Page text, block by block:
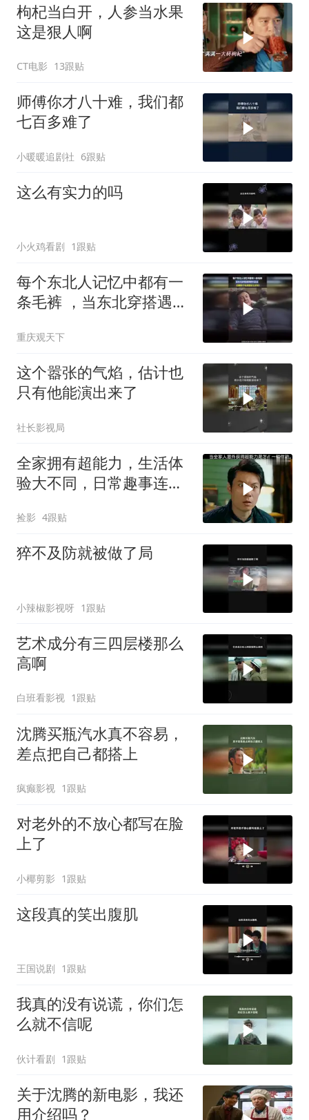
枸杞当白开，人参当水果
这是狠人啊
CT电影 13跟贴
师傅你才八十难，我们都
七百多难了
小暖暖追剧社 6跟贴
这么有实力的吗
小火鸡看剧 1跟贴
每个东北人记忆中都有一
条毛裤 ，当东北穿搭遇到
重庆观天下
这个嚣张的气焰，估计也
只有他能演出来了
社长影视局
全家拥有超能力，生活体
验大不同，日常趣事连连
捡影 4跟贴
猝不及防就被做了局
小辣椒影视呀 1跟贴
艺术成分有三四层楼那么
高啊
白班看影视 1跟贴
沈腾买瓶汽水真不容易，
差点把自己都搭上
疯癫影视 1跟贴
对老外的不放心都写在脸
上了
小椰剪影 1跟贴
这段真的笑出腹肌
王国说剧 1跟贴
我真的没有说谎，你们怎
么就不信呢
伙计看剧 1跟贴
关于沈腾的新电影，我还
用介绍吗？